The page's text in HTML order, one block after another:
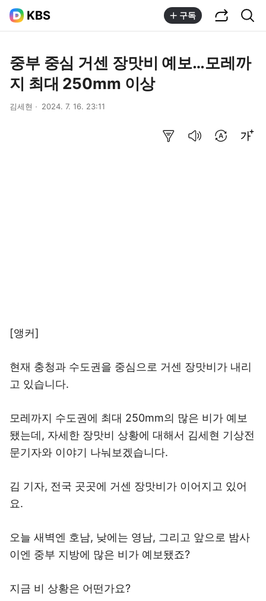
KBS 구독
중부 중심 거센 장맛비 예보…모레까
지 최대 250mm 이상
김세현 2024. 7. 16. 23:11
[앵커]
현재 충청과 수도권을 중심으로 거센 장맛비가 내리
고 있습니다.
모레까지 수도권에 최대 250mm의 많은 비가 예보
됐는데, 자세한 장맛비 상황에 대해서 김세현 기상전
문기자와 이야기 나눠보겠습니다.
김 기자, 전국 곳곳에 거센 장맛비가 이어지고 있어
요.
오늘 새벽엔 호남, 낮에는 영남, 그리고 앞으로 밤사
이엔 중부 지방에 많은 비가 예보됐죠?
지금 비 상황은 어떤가요?